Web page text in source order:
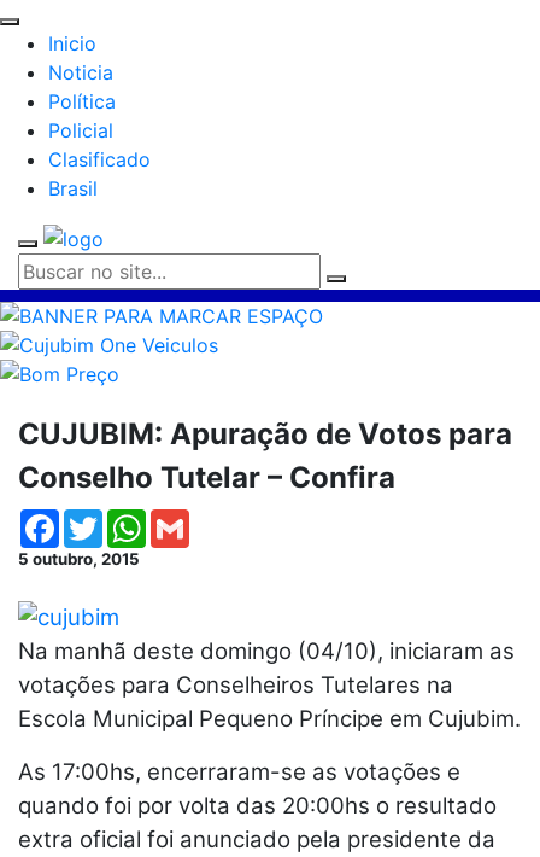
Inicio
Noticia
Política
Policial
Clasificado
Brasil
CUJUBIM: Apuração de Votos para
Conselho Tutelar – Confira
Facebook
TwitterWhatsApp
5 outubro, 2015
Na manhã deste domingo (04/10), iniciaram as
votações para Conselheiros Tutelares na
Escola Municipal Pequeno Príncipe em Cujubim.
As 17:00hs, encerraram-se as votações e
quando foi por volta das 20:00hs o resultado
extra oficial foi anunciado pela presidente da